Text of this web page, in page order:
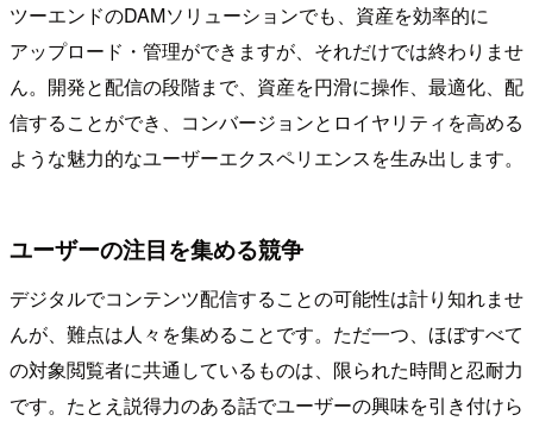
ツーエンドのDAMソリューションでも、資産を効率的に
アップロード・管理ができますが、それだけでは終わりませ
ん。開発と配信の段階まで、資産を円滑に操作、最適化、配
信することができ、コンバージョンとロイヤリティを高める
ような魅力的なユーザーエクスペリエンスを生み出します。
ユーザーの注目を集める競争
デジタルでコンテンツ配信することの可能性は計り知れませ
んが、難点は人々を集めることです。ただ一つ、ほぼすべて
の対象閲覧者に共通しているものは、限られた時間と忍耐力
です。たとえ説得力のある話でユーザーの興味を引き付けら